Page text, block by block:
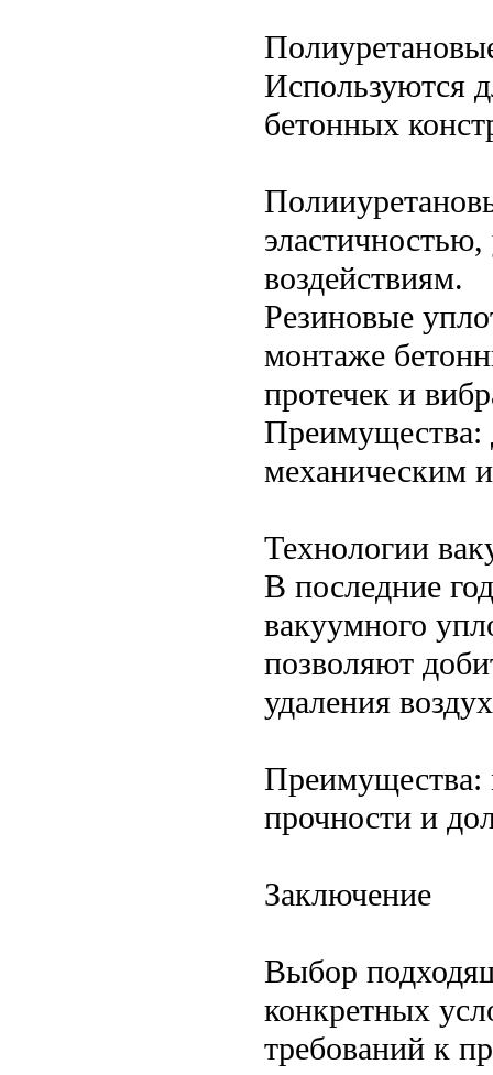
Используются
бетонных
воздействиям.
Резиновые
монтаже
протечек и
Преимущества:
механическим
Технологии
В последние
вакуумного
позволяют
удаления
Преимущества:
прочности и
Заключение
Выбор
конкретных
требований к